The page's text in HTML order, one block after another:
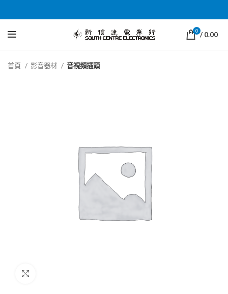
0 / 0.00
首頁 影音器材 音視頻插頭